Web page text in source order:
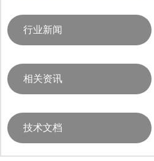
行业新闻
相关资讯
技术文档